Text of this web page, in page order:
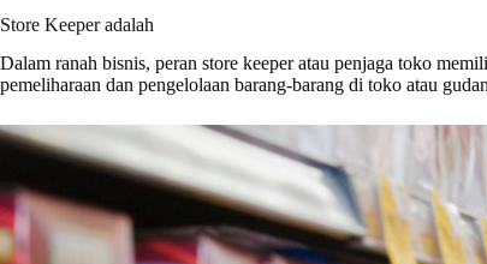
Store Keeper adalah
Dalam ranah bisnis, peran store keeper atau penjaga toko
pemeliharaan dan pengelolaan barang-barang di toko atau